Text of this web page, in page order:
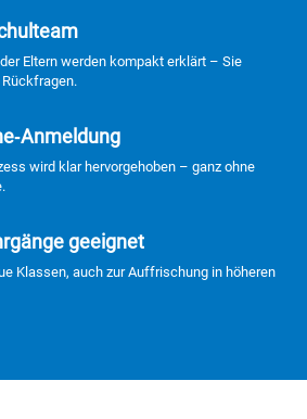
Eltern werden kompakt erklärt – Sie
wird klar hervorgehoben – ganz ohne
geeignet
Klassen, auch zur Auffrischung in höheren